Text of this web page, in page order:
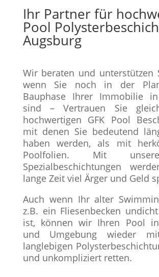
Ihr Partner für
Pool
Augsburg
Wir beraten und unterstützen
wenn Sie noch in der
Bauphase Ihrer Immobilie
sind – Vertrauen Sie
hochwertigen GFK Pool
mit denen Sie bedeutend
haben werden, als mit
Poolfolien. Mit
Spezialbeschichtungen
lange Zeit viel Ärger und Geld
Auch wenn Ihr alter
z.B. ein Fliesenbecken
ist, können wir Ihren Pool
und Umgebung wieder
langlebigen
und unkompliziert retten.